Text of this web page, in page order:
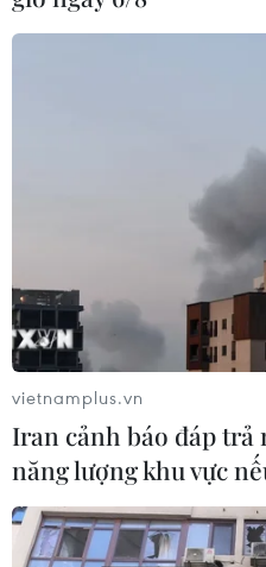
vietnamplus.vn
Iran cảnh báo đáp trả
năng lượng khu vực